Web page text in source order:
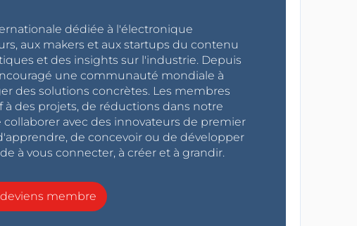
dédiée à l'électronique
aux makers et aux startups du contenu
et des insights sur l'industrie. Depuis
une communauté mondiale à
des solutions concrètes. Les membres
des projets, de réductions dans notre
avec des innovateurs de premier
de concevoir ou de développer
à vous connecter, à créer et à grandir.
membre